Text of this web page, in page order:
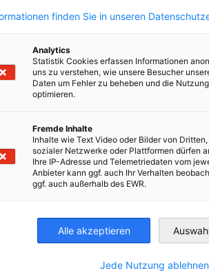
Kompletten Artikel lesen
finden Sie in unseren
Analytics
Statistik Cookies erfassen Informationen
uns zu verstehen, wie unsere Besucher
Daten um Fehler zu beheben und die
optimieren.
Fremde Inhalte
Inhalte wie Text Video oder Bilder von
sozialer Netzwerke oder Plattformen dürfen
Ihre IP-Adresse und Telemetriedaten vom
Anbieter kann ggf. auch Ihr Verhalten
ggf. auch außerhalb des EWR.
Alle akzeptieren
Jede Nutzung ablehnen